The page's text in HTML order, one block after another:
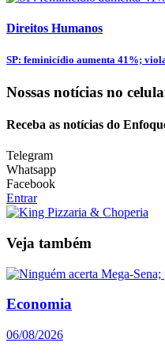
Direitos Humanos
SP: feminicídio aumenta 41%;
Nossas notícias no
Receba as notícias do
Telegram
Whatsapp
Facebook
Entrar
Veja também
Economia
06/08/2026